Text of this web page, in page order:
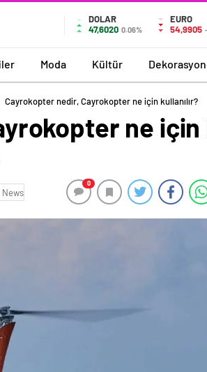
DOLAR
47,6020 0.06%
EURO
54,9905
Moda Kültür Dekorasyon
Cayrokopter nedir, Cayrokopter ne için kullanılır?
ne için
News
0